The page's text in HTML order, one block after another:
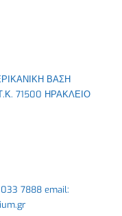
ΒΑΣΗ
71500 ΗΡΑΚΛΕΙΟ
7888 email: